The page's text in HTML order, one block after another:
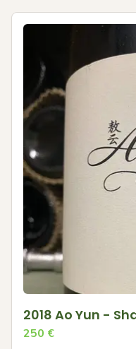
2018 Ao Yun -
250 €